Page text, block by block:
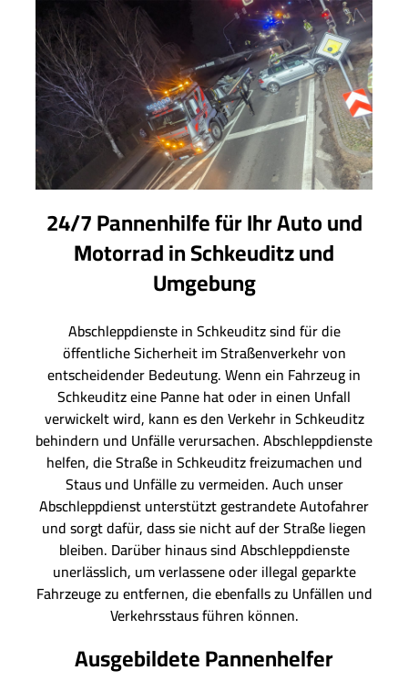
24/7 Pannenhilfe für Ihr Auto und
Motorrad in Schkeuditz und
Umgebung
Abschleppdienste in Schkeuditz sind für die
öffentliche Sicherheit im Straßenverkehr von
entscheidender Bedeutung. Wenn ein Fahrzeug in
Schkeuditz eine Panne hat oder in einen Unfall
verwickelt wird, kann es den Verkehr in Schkeuditz
behindern und Unfälle verursachen. Abschleppdienste
helfen, die Straße in Schkeuditz freizumachen und
Staus und Unfälle zu vermeiden. Auch unser
Abschleppdienst unterstützt gestrandete Autofahrer
und sorgt dafür, dass sie nicht auf der Straße liegen
bleiben. Darüber hinaus sind Abschleppdienste
unerlässlich, um verlassene oder illegal geparkte
Fahrzeuge zu entfernen, die ebenfalls zu Unfällen und
Verkehrsstaus führen können.
Ausgebildete Pannenhelfer